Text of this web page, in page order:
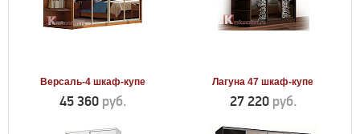
Версаль-4 шкаф-купе
45 360 руб.
Лагуна 47 шкаф-купе
27 220 руб.